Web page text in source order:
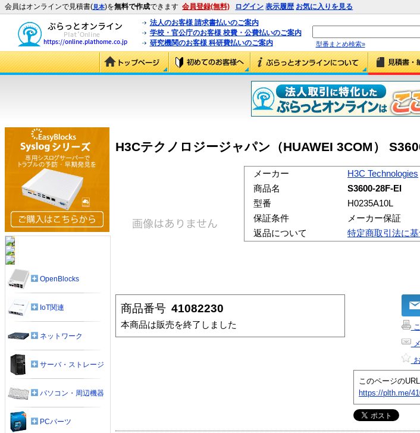
会員はオンラインで見積書(見本)を無料で作成できます 会員登録(無料) ログイン 表示履歴 お気に入りを見る
法人のお客様 請求書払いのご案内
学校・官公庁のお客様 校費・公費払いのご案内
研究機関のお客様 科研費払いのご案内
型番まとめ検索»
H3Cテクノロジージャパン（HUAWEI 3COM）
メーカー
H3C Technologies
商品名
S3600-28F-EI
型番
H0235A10L
保証条件
メーカー保証
返品について
特定商取引法に
商品番号 41082230
本商品は販売を終了しました
このページのURL
https://plth.me/
OpenBlocks
IoT関連
ネットワーク
サーバ・ストレージ
パソコン・周辺機器
PCパーツ